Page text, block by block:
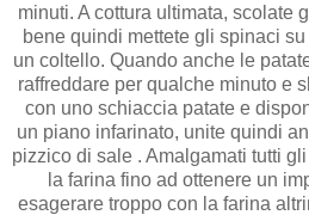
minuti. A cottura ultimata, scolate
bene quindi mettete gli spinaci
un coltello. Quando anche le
raffreddare per qualche minuto e
con uno schiaccia patate e
un piano infarinato, unite quindi
pizzico di sale . Amalgamati tutti
la farina fino ad ottenere un
esagerare troppo con la farina